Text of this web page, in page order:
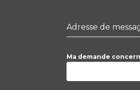
Adresse de
Ma demande